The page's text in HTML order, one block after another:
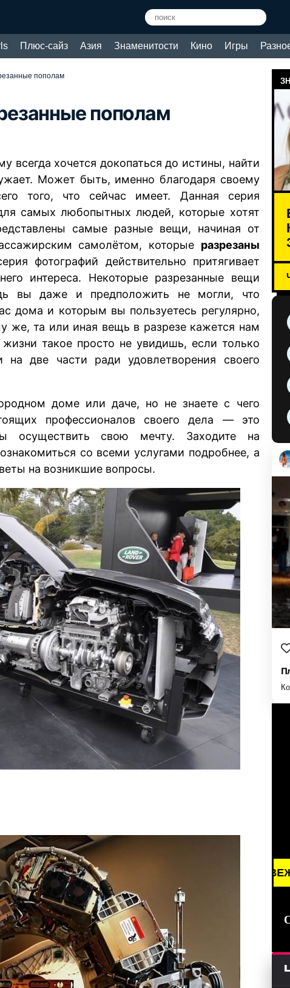
Плюс-сайз Азия Знаменитости Кино Игры
пополам
пополам
хочется докопаться до истины, найти
Может быть, именно благодаря своему
того, что сейчас имеет. Данная серия
самых любопытных людей, которые хотят
самые разные вещи, начиная от
самолётом, которые разрезаны
фотографий действительно притягивает
интереса. Некоторые разрезанные вещи
вы даже и предположить не могли, что
дома и которым вы пользуетесь регулярно,
же, та или иная вещь в разрезе кажется нам
такое просто не увидишь, если только
на две части ради удовлетворения своего
доме или даче, но не знаете с чего
профессионалов своего дела — это
осуществить свою мечту. Заходите на
со всеми услугами подробнее, а
на возникшие вопросы.
NEWS /// НОВОСТИ (СМИ) /// СВЕЖИЕ НОВОСТИ ///